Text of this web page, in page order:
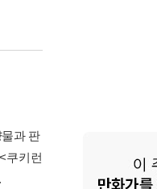
과 판
쿠키런